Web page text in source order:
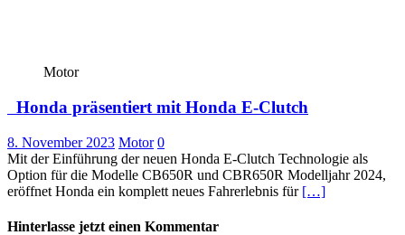
Motor
Honda präsentiert mit Honda E-Clutch
8. November 2023 Motor 0
Mit der Einführung der neuen Honda E-Clutch Technologie als
Option für die Modelle CB650R und CBR650R Modelljahr 2024,
eröffnet Honda ein komplett neues Fahrerlebnis für […]
Hinterlasse jetzt einen Kommentar